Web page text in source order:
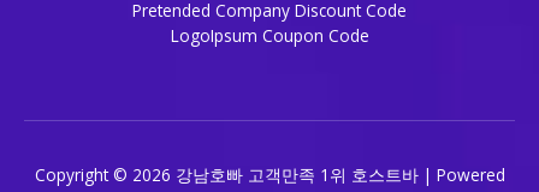
Pretended Company Discount Code
LogoIpsum Coupon Code
Copyright © 2026 강남호빠 고객만족 1위 호스트바 | Powered